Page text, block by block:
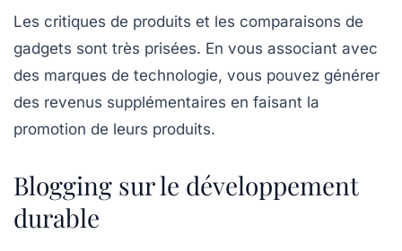
Les critiques de produits et les comparaisons de
gadgets sont très prisées. En vous associant avec
des marques de technologie, vous pouvez générer
des revenus supplémentaires en faisant la
promotion de leurs produits.
Blogging sur le développement
durable